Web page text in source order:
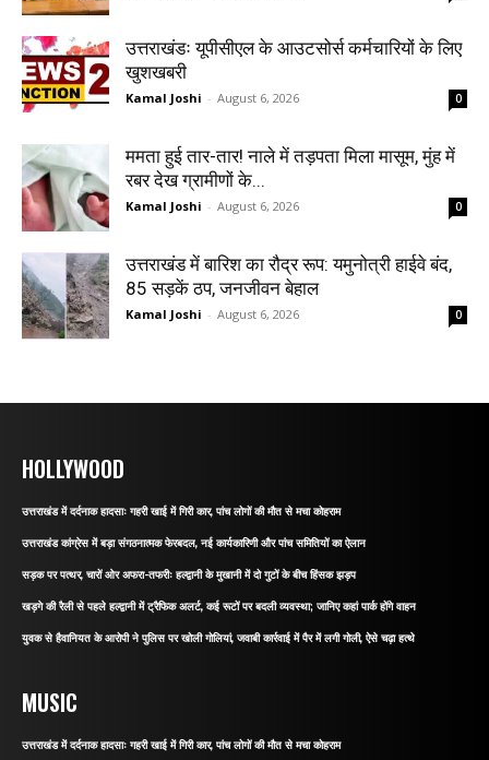
उत्तराखंडः यूपीसीएल के आउटसोर्स कर्मचारियों के लिए
खुशखबरी
Kamal Joshi - August 6, 2026 0
ममता हुई तार-तार! नाले में तड़पता मिला मासूम, मुंह में
रबर देख ग्रामीणों के...
Kamal Joshi - August 6, 2026 0
उत्तराखंड में बारिश का रौद्र रूप: यमुनोत्री हाईवे बंद,
85 सड़कें ठप, जनजीवन बेहाल
Kamal Joshi - August 6, 2026 0
HOLLYWOOD
उत्तराखंड में दर्दनाक हादसाः गहरी खाई में गिरी कार, पांच लोगों की मौत से मचा कोहराम
उत्तराखंड कांग्रेस में बड़ा संगठनात्मक फेरबदल, नई कार्यकारिणी और पांच समितियों का ऐलान
सड़क पर पत्थर, चारों ओर अफरा-तफरीः हल्द्वानी के मुखानी में दो गुटों के बीच हिंसक झड़प
खड़गे की रैली से पहले हल्द्वानी में ट्रैफिक अलर्ट, कई रूटों पर बदली व्यवस्था; जानिए कहां पार्क होंगे वाहन
युवक से हैवानियत के आरोपी ने पुलिस पर खोली गोलियां, जवाबी कार्रवाई में पैर में लगी गोली, ऐसे चढ़ा हत्थे
MUSIC
उत्तराखंड में दर्दनाक हादसाः गहरी खाई में गिरी कार, पांच लोगों की मौत से मचा कोहराम